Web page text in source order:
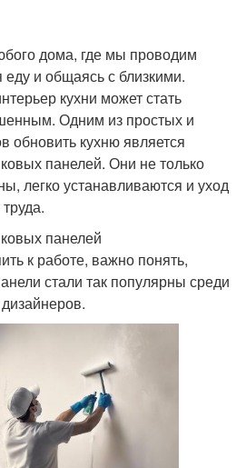
дома, где мы проводим
и общаясь с близкими.
кухни может стать
Одним из простых и
обновить кухню является
панелей. Они не только
легко устанавливаются и уход
панелей
к работе, важно понять,
стали так популярны среди